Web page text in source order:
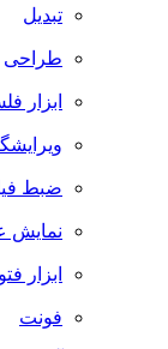
تبدیل
طراحی
ابزار فلش
ویرایشگر
ضبط
نمایش
ابزار
فونت